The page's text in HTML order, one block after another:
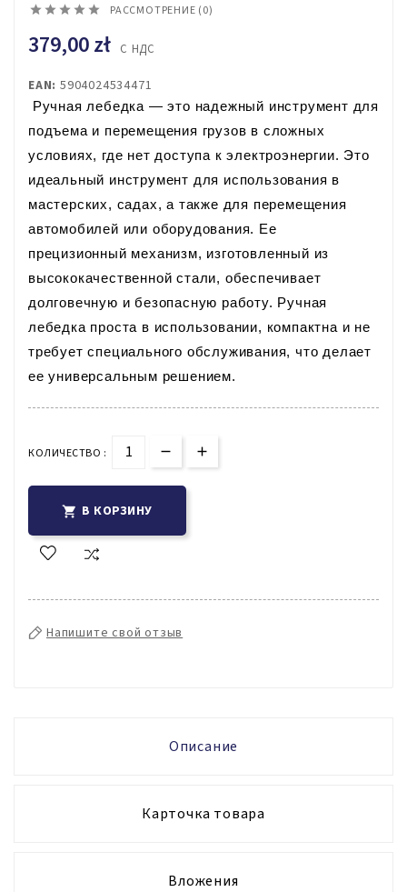
     РАССМОТРЕНИЕ (0)
379,00 zł С НДС
EAN: 5904024534471
подъема и перемещения грузов в сложных
условиях, где нет доступа к электроэнергии. Это
идеальный инструмент для использования в
мастерских, садах, а также для перемещения
автомобилей или оборудования. Ее
прецизионный механизм, изготовленный из
высококачественной стали, обеспечивает
долговечную и безопасную работу. Ручная
лебедка проста в использовании, компактна и не
требует специального обслуживания, что делает
ее универсальным решением.
КОЛИЧЕСТВО :
 В КОРЗИНУ
Напишите свой отзыв
Описание
Карточка товара
Вложения